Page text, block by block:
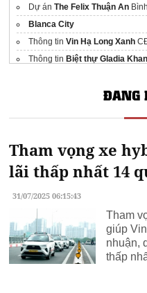
Dự ánThe Felix Thuận An
Blanca City
Thông tinVin Hạ Long Xanh
Thông tinBiệt thự Gladia
thu mua điều hòa cũ, thu
Căn hộSun Feliza Suites
Kết Quả Xổ Số Quảng Nam
ĐANG
Tham vọng xe
lãi thấp nhất 14
31/07/2025 06:15:43
Tham
giúp
nhuận,
thấp